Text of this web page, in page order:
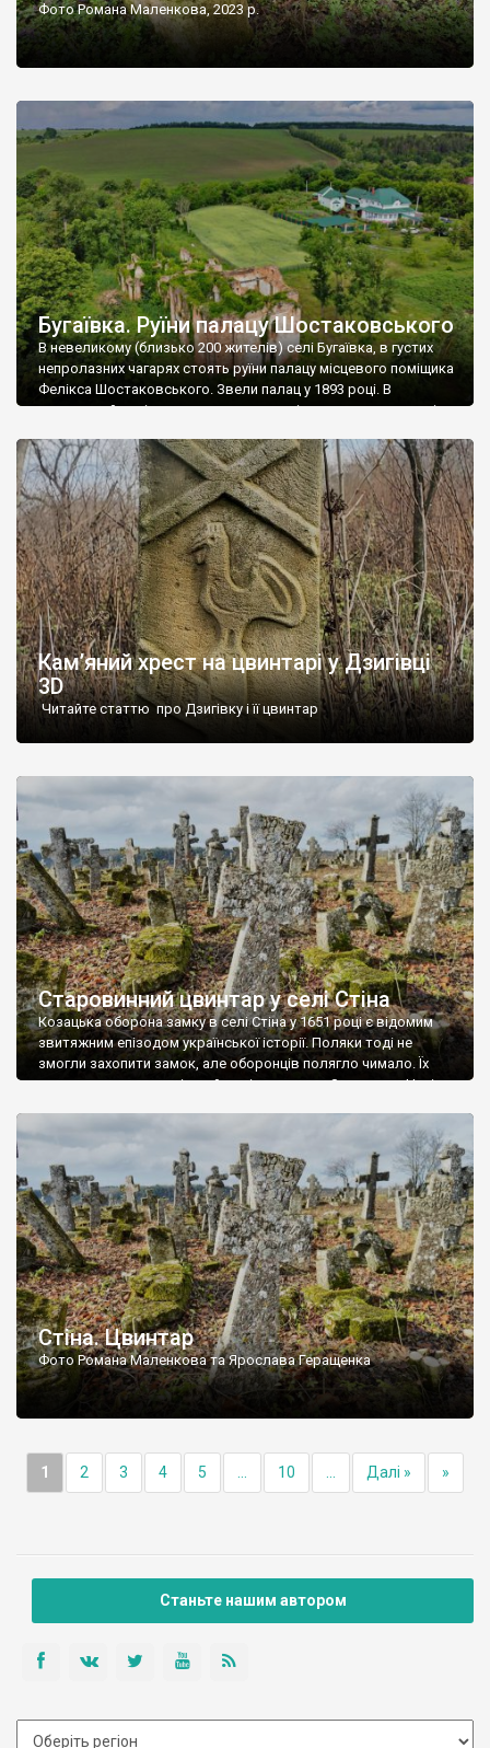
Фото Романа Маленкова, 2023 р.
Бугаївка. Руїни палацу Шостаковського
В невеликому (близько 200 жителів) селі Бугаївка, в густих
непролазних чагарях стоять руїни палацу місцевого поміщика
Фелікса Шостаковського. Звели палац у 1893 році. В
радянський період у ньому спочатку містилася школа, потім
століття тут розмістили туберкульозну лікарню. Коли із
палацу виїхала лікарня – ми точно не […]
Кам’яний хрест на цвинтарі у Дзигівці
3D
Читайте статтю про Дзигівку і її цвинтар
Старовинний цвинтар у селі Стіна
Козацька оборона замку в селі Стіна у 1651 році є відомим
звитяжним епізодом української історії. Поляки тоді не
змогли захопити замок, але оборонців полягло чимало. Їх
поховали на цвинтарі, який тоді називався Замковим. Нині на
ньому чимало хрестів 19 століття, є такі, де епітафії стер […]
Стіна. Цвинтар
Фото Романа Маленкова та Ярослава Геращенка
1 2 3 4 5 10 Далі » »
Станьте нашим автором